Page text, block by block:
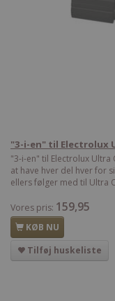
"3-i-en" til Electrolux
"3-i-en" til Electrolux
at have hver del hver for
ellers følger med til Ultra
Vores pris: 159,95
KØB NU
Tilføj huskeliste